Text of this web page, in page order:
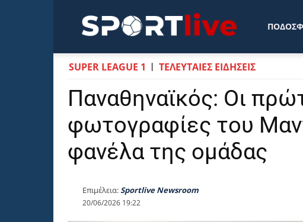
Sportlive.gr
SUPER LEAGUE 1 ΤΕΛΕΥΤΑΙΕΣ ΕΙΔΗΣΕΙΣ
Παναθηναϊκός: Οι
φωτογραφίες του
φανέλα της ομάδας
Επιμέλεια:Sportlive Newsroom
20/06/2026 19:22